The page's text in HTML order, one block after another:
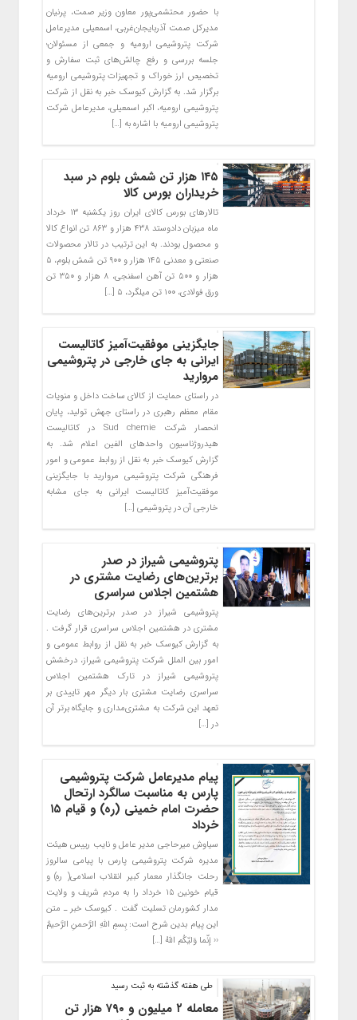
با حضور محتشمی‌‌پور معاون وزیر صمت، پرنیان
مدیرکل صمت آذربایجان‌غربی، اسمعیلی مدیرعامل
شرکت پتروشیمی ارومیه و جمعی از مسئولان؛
جلسه بررسی و رفع چالش‌های ثبت سفارش و
تخصیص ارز خوراک و تجهیزات پتروشیمی ارومیه
برگزار شد. به گزارش کیوسک خبر به نقل از شرکت
پتروشیمی ارومیه، اکبر اسمعیلی، مدیرعامل شرکت
پتروشیمی ارومیه با اشاره به […]
۱۴۵ هزار تن شمش بلوم در سبد
خریداران بورس کالا
تالارهای بورس کالای ایران روز یکشنبه ۱۳ خرداد
ماه میزبان دادوستد ۴۳۸ هزار و ۸۶۳ تن انواع کالا
و محصول بودند. به این ترتیب در تالار محصولات
صنعتی و معدنی ۱۴۵ هزار و ۹۰۰ تن شمش بلوم، ۵
هزار و ۵۰۰ تن آهن اسفنجی، ۸ هزار و ۳۵۰ تن
ورق فولادی، ۱۰۰ تن میلگرد، ۵ […]
جایگزینی موفقیت‌آمیز کاتالیست
ایرانی به جای خارجی در پتروشیمی
مروارید
در راستای حمایت از کالای ساخت داخل و منویات
مقام معظم رهبری در راستای جهش تولید، پایان
انحصار شرکت Sud chemie در کاتالیست
هیدروژناسیون واحدهای الفین اعلام شد. به
گزارش کیوسک خبر به نقل از روابط عمومی و امور
فرهنگی شرکت پتروشیمی مروارید با جایگزینی
موفقیت‌آمیز کاتالیست ایرانی به جای مشابه
خارجی آن در پتروشیمی […]
پتروشیمی شیراز در صدر
برترین‌های رضایت مشتری در
هشتمین اجلاس سراسری
پتروشیمی شیراز در صدر برترین‌های رضایت
مشتری در هشتمین اجلاس سراسری قرار گرفت .
به گزارش کیوسک خبر به نقل از روابط عمومی و
امور بین الملل شرکت پتروشیمی شیراز، درخشش
پتروشیمی شیراز در تارک هشتمین اجلاس
سراسری رضایت مشتری بار دیگر مهر تاییدی بر
تعهد این شرکت به مشتری‌مداری و جایگاه برتر آن
در […]
پیام مدیرعامل شرکت پتروشیمی
پارس به مناسبت سالگرد ارتحال
حضرت امام خمینی (ره) و قیام ۱۵
خرداد
سیاوش میرحاجی مدیر عامل و نایب رییس هیئت
مدیره شرکت پتروشیمی پارس با پیامی سالروز
رحلت جانگذار معمار کبیر انقلاب اسلامی( ره) و
قیام خونین ۱۵ خرداد را به مردم شریف و ولایت
مدار کشورمان تسلیت گفت . کیوسک خبر ـ متن
این پیام بدین شرح است: بِسمِ اللّهِ الرَّحمنِ الرَّحیمٌ
‹‹ إنّما وَلیّکُم اللهُ […]
طی هفته گذشته به ثبت رسید
معامله ۲ میلیون و ۷۹۰ هزار تن